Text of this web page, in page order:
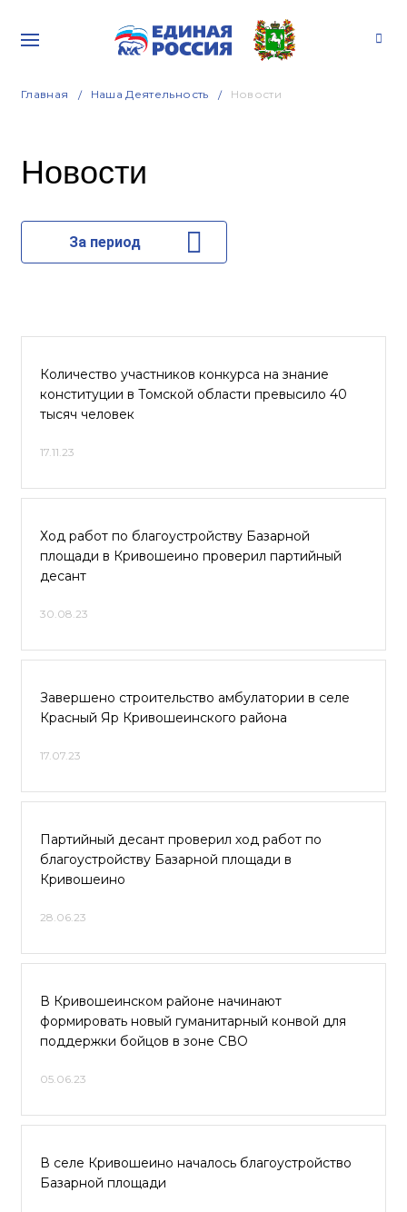
Главная Наша Деятельность Новости
Новости
За период
Количество участников конкурса на знание
конституции в Томской области превысило 40
тысяч человек
17.11.23
Ход работ по благоустройству Базарной
площади в Кривошеино проверил партийный
десант
30.08.23
Завершено строительство амбулатории в селе
Красный Яр Кривошеинского района
17.07.23
Партийный десант проверил ход работ по
благоустройству Базарной площади в
Кривошеино
28.06.23
В Кривошеинском районе начинают
формировать новый гуманитарный конвой для
поддержки бойцов в зоне СВО
05.06.23
В селе Кривошеино началось благоустройство
Базарной площади